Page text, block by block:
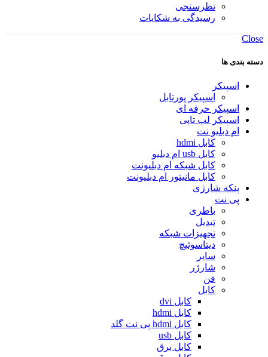
نظرسنجی
رسیدگی به شکایات
Close
دسته بندی ها
اسپیکر
اسپیکر پورتابل
اسپیکر حرفه ای
اسپیکر لپ تاپی
ام دبلیو نت
کابل hdmi
کابل usb ام دبلیو
کابل شبکه ام دبلیونت
کابل مانیتور ام دبلیونت
پنکه شارژی
پی نت
باطری
تبدیل
تجهیزات شبکه
دیتاسوئیچ
سایر
شارژر
فن
کابل
کابل dvi
کابل hdmi
کابل hdmi پی نت گلد
کابل usb
کابل برق